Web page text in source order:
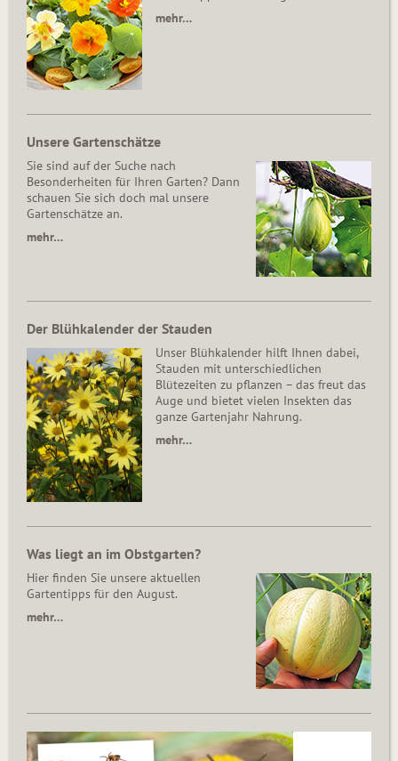
mehr…
Unsere Gartenschätze
Sie sind auf der Suche nach
Besonderheiten für Ihren Garten? Dann
schauen Sie sich doch mal unsere
Gartenschätze an.
mehr…
Der Blühkalender der Stauden
Unser Blühkalender hilft Ihnen dabei,
Stauden mit unterschiedlichen
Blütezeiten zu pflanzen – das freut das
Auge und bietet vielen Insekten das
ganze Gartenjahr Nahrung.
mehr…
Was liegt an im Obstgarten?
Hier finden Sie unsere aktuellen
Gartentipps für den August.
mehr…